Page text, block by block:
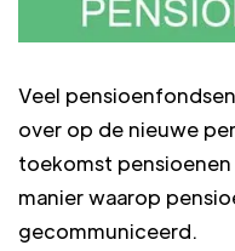
Veel
over op de nieuwe
toekomst
manier waarop
gecommuniceerd.